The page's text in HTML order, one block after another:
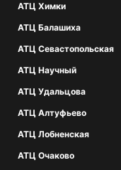
АТЦ Химки
АТЦ Балашиха
АТЦ Севастопольская
АТЦ Научный
АТЦ Удальцова
АТЦ Алтуфьево
АТЦ Лобненская
АТЦ Очаково